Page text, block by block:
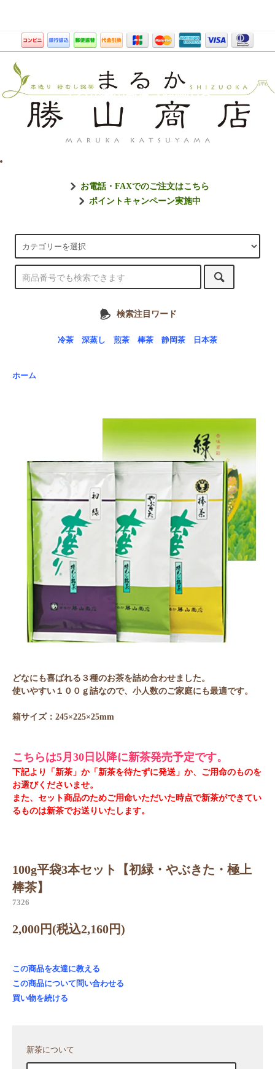
まるか勝山商店【静岡のお
お電話・FAXでのご注文はこちら
ポイントキャンペーン実施中
検索注目ワード
冷茶 深蒸し 煎茶 棒茶 静岡茶 日本茶
ホーム
どなにも喜ばれる３種のお茶を詰め合わせました。
使いやすい１００ｇ詰なので、小人数のご家庭にも最適です。
箱サイズ：245×225×25mm
こちらは5月30日以降に新茶発売予定です。
下記より「新茶」か「新茶を待たずに発送」か、ご用命のものを
お選びくださいませ。
また、セット商品のためご用命いただいた時点で新茶ができてい
るものは新茶でお送りいたします。
100g平袋3本セット【初緑・やぶきた・極上
棒茶】
7326
2,000円(税込2,160円)
この商品を友達に教える
この商品について問い合わせる
買い物を続ける
新茶について